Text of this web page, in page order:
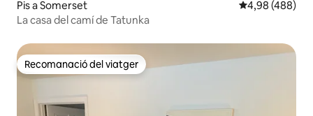
Pis a Somerset 4,98 de
4,98 (488)
La casa del camí de Tatunka
Recomanació del viatger
Recomanació del viatger